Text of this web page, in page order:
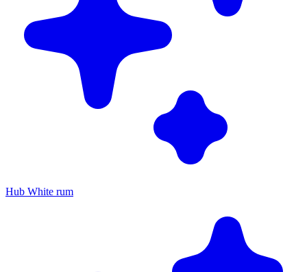
Hub White rum